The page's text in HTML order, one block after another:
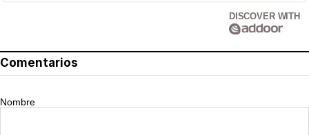
DISCOVER WITH
Comentarios
Nombre